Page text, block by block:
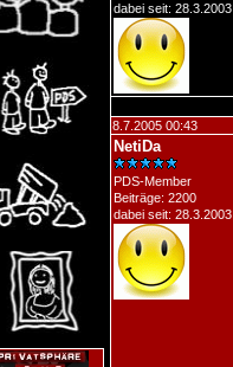
dabei seit: 28.3.2003
8.7.2005 00:43
NetiDa
PDS-Member
Beiträge: 2200
dabei seit: 28.3.2003